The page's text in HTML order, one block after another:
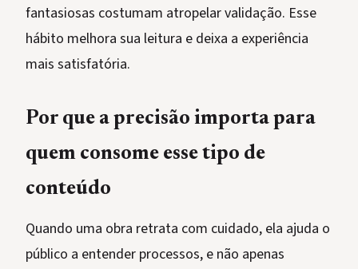
fantasiosas costumam atropelar validação. Esse
hábito melhora sua leitura e deixa a experiência
mais satisfatória.
Por que a precisão importa para
quem consome esse tipo de
conteúdo
Quando uma obra retrata com cuidado, ela ajuda o
público a entender processos, e não apenas